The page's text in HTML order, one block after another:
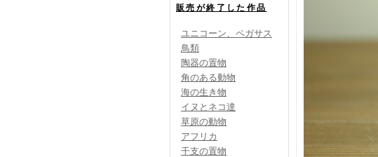
販売が終了した作品
ユニコーン、ペガサス
鳥類
陶器の置物
角のある動物
海の生き物
イヌとネコ達
草原の動物
アフリカ
干支の置物